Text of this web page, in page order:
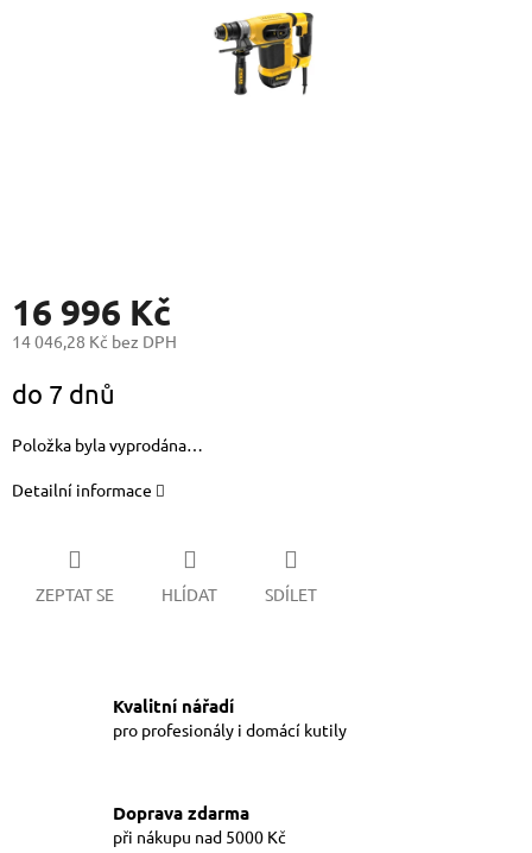
16 996 Kč
14 046,28 Kč bez DPH
cena:
do 7 dnů
Položka byla vyprodána…
Detailní informace
ZEPTAT SE HLÍDAT SDÍLET
Kvalitní nářadí
pro profesionály i domácí kutily
Doprava zdarma
při nákupu nad 5000 Kč